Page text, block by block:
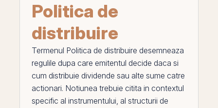
Politica de
distribuire
Termenul Politica de distribuire desemneaza
regulile dupa care emitentul decide daca si
cum distribuie dividende sau alte sume catre
actionari. Notiunea trebuie citita in contextul
specific al instrumentului, al structurii de